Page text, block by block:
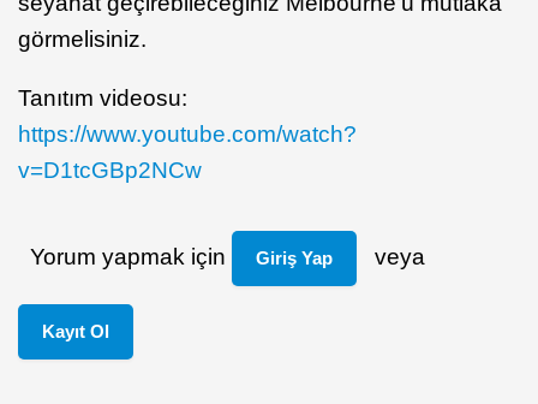
görmelisiniz.
Tanıtım videosu:
https://www.youtube.com/watch?
v=D1tcGBp2NCw
Yorum yapmak için Giriş Yap veya
Kayıt Ol